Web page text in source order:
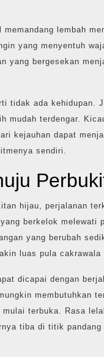
lembah
yang menyentuh
yang bergesekan
tidak ada kehidupan.
mudah terdengar.
kejauhan dapat
sendiri.
hijau, perjalanan
berkelok melewati
yang berubah
luas pula cakrawala
dicapai dengan
membutuhkan
terbuka. Rasa
tiba di titik pandang